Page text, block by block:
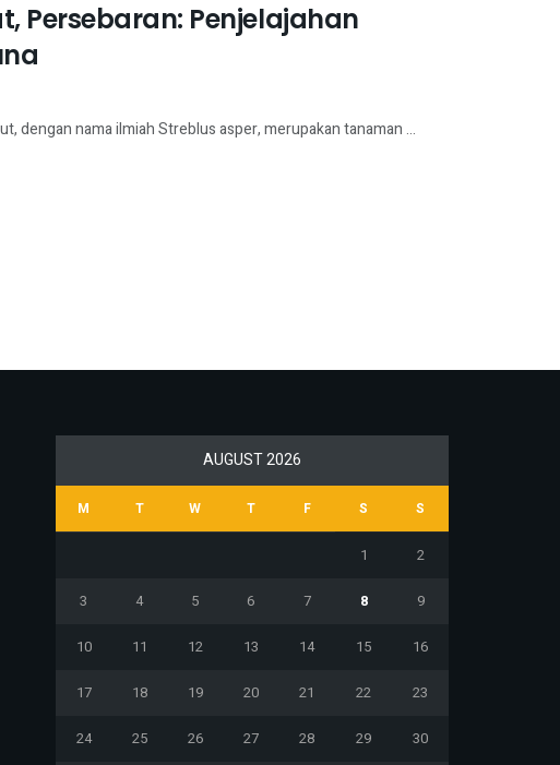
Persebaran: Penjelajahan
dengan nama ilmiah Streblus asper, merupakan tanaman ...
AUGUST 2026
M T W T F S S
1 2
3 4 5 6 7 8 9
10 11 12 13 14 15 16
17 18 19 20 21 22 23
24 25 26 27 28 29 30